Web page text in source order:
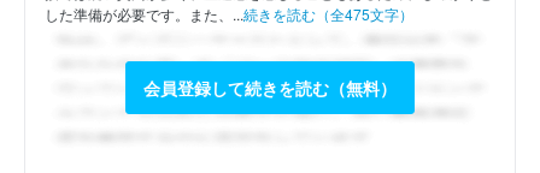
した準備が必要です。また、...続きを読む（全475文字）
会員登録して続きを読む（無料）